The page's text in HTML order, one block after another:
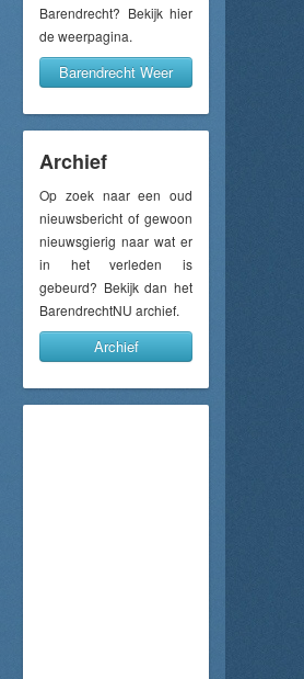
Barendrecht? Bekijk hier
de weerpagina.
Barendrecht Weer
Archief
Op zoek naar een oud
nieuwsbericht of gewoon
nieuwsgierig naar wat er
in het verleden is
gebeurd? Bekijk dan het
BarendrechtNU archief.
Archief